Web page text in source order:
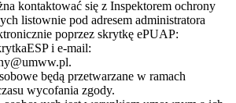
kontaktować się z Inspektorem ochrony
listownie pod adresem administratora
poprzez skrytkę ePUAP:
i e-mail:
będą przetwarzane w ramach
wycofania zgody.